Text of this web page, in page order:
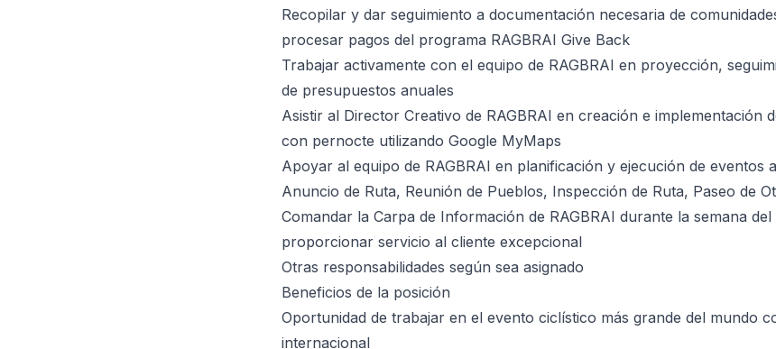
Recopilar y dar seguimiento a documentación necesaria de
procesar pagos del programa RAGBRAI Give Back
Trabajar activamente con el equipo de RAGBRAI en proyección,
de presupuestos anuales
Asistir al Director Creativo de RAGBRAI en creación e implementación
con pernocte utilizando Google MyMaps
Apoyar al equipo de RAGBRAI en planificación y ejecución de eventos
Anuncio de Ruta, Reunión de Pueblos, Inspección de Ruta, Paseo de
Comandar la Carpa de Información de RAGBRAI durante la semana
proporcionar servicio al cliente excepcional
Otras responsabilidades según sea asignado
Beneficios de la posición
Oportunidad de trabajar en el evento ciclístico más grande del mundo
internacional